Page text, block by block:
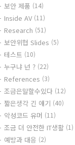
보안 제품 (14)
Inside AV (11)
Research (51)
보안위협 Slides (5)
테스트 (10)
누구냐 넌 ? (22)
References (3)
조금은말할수있다 (12)
짧은생각 긴 얘기 (40)
악성코드 유머 (11)
조금 더 안전한 IT생활 (1)
예방과 대응 (2)